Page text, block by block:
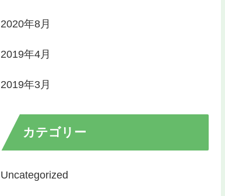
2020年8月
2019年4月
2019年3月
カテゴリー
Uncategorized